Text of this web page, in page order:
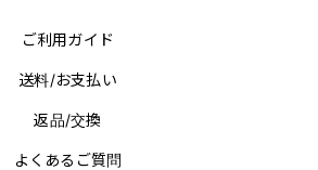
ご利用ガイド
送料/お支払い
返品/交換
よくあるご質問